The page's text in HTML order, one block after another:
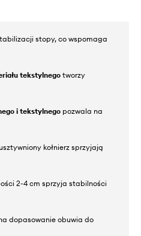
stopy, co wspomaga
tekstylnego tworzy
i tekstylnego pozwala na
kołnierz sprzyjają
2-4 cm sprzyja stabilności
dopasowanie obuwia do